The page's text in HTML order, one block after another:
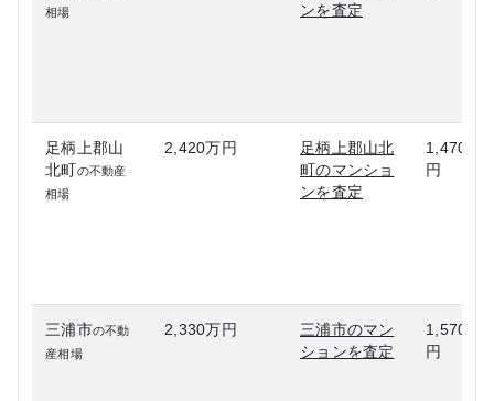
相場
ンを査定
足柄上郡山
北町の不動産
相場
2,420万円
足柄上郡山北
町のマンショ
ンを査定
1,470万
円
三浦市の不動
産相場
2,330万円
三浦市のマン
ションを査定
1,570万
円